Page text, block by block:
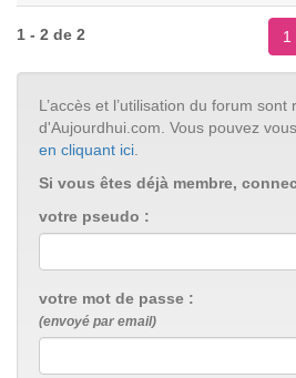
1 - 2 de 2 1
L’accès et l’utilisation du forum
d'Aujourdhui.com. Vous pouvez
en cliquant ici.
Si vous êtes déjà membre,
votre pseudo :
votre mot de passe :
(envoyé par email)